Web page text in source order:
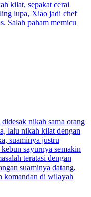
kematian orangtuanya
Kisah cinta yang penuh